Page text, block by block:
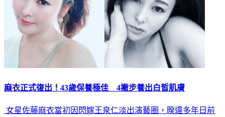
麻衣正式復出！43歲保養極佳 4撇步養出白皙肌膚
女星佐藤麻衣當初因閃嫁王泉仁淡出演藝圈，暌違多年日前